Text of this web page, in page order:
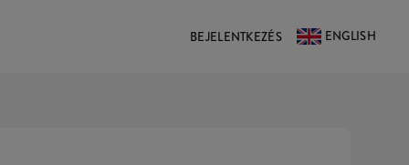
BEJELENTKEZÉS ENGLISH